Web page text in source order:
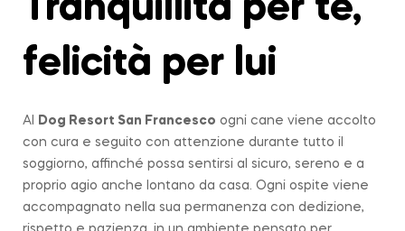
Tranquillità per te,
felicità per lui
Al Dog Resort San Francesco ogni cane viene accolto
con cura e seguito con attenzione durante tutto il
soggiorno, affinché possa sentirsi al sicuro, sereno e a
proprio agio anche lontano da casa. Ogni ospite viene
accompagnato nella sua permanenza con dedizione,